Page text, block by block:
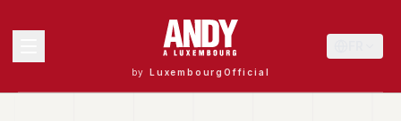
by LuxembourgOfficial